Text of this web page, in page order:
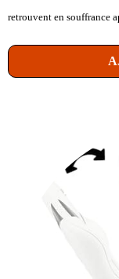
retrouvent en souffrance